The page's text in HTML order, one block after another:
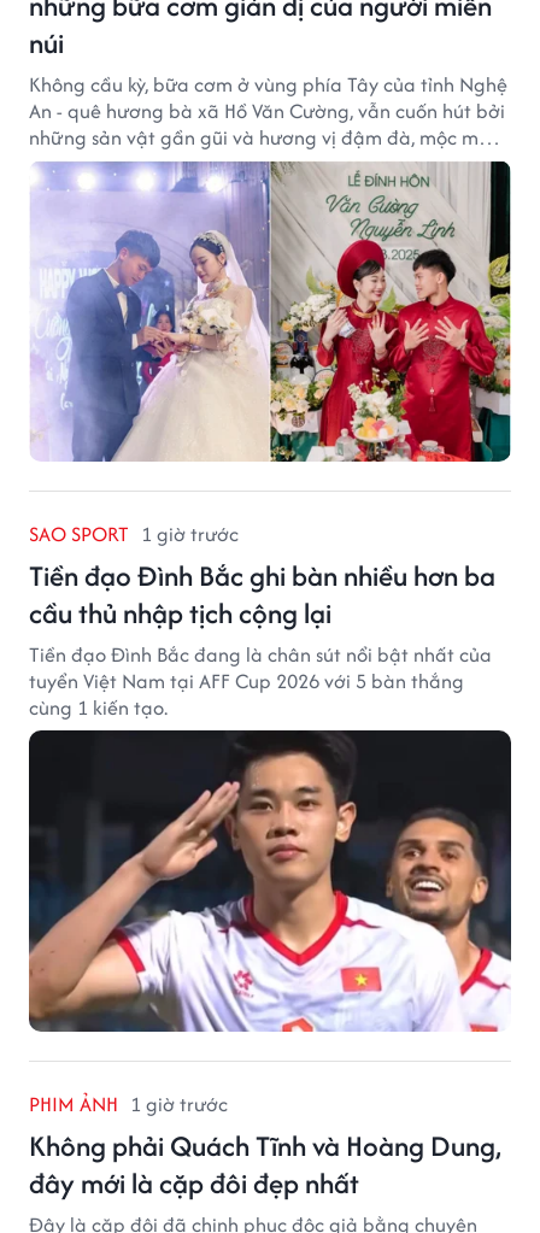
núi
Không cầu kỳ, bữa cơm ở vùng phía Tây của tỉnh Nghệ
An - quê hương bà xã Hồ Văn Cường, vẫn cuốn hút bởi
những sản vật gần gũi và hương vị đậm đà, mộc mạc
của núi rừng.
SAO SPORT 1 giờ trước
Tiền đạo Đình Bắc ghi bàn nhiều hơn ba
cầu thủ nhập tịch cộng lại
Tiền đạo Đình Bắc đang là chân sút nổi bật nhất của
tuyển Việt Nam tại AFF Cup 2026 với 5 bàn thắng
cùng 1 kiến tạo.
PHIM ẢNH 1 giờ trước
Không phải Quách Tĩnh và Hoàng Dung,
đây mới là cặp đôi đẹp nhất
Đây là cặp đôi đã chinh phục độc giả bằng chuyện